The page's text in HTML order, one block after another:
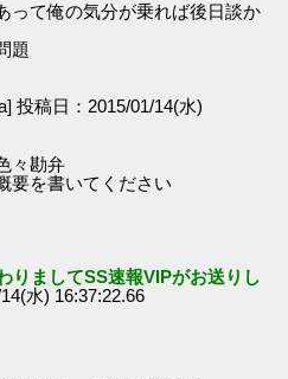
って俺の気分が乗れば後日談か
題
投稿日：2015/01/14(水)
々勘弁
要を書いてください
りましてSS速報VIPがお送りし
水) 16:37:22.66